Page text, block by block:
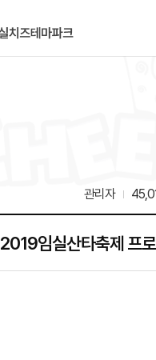
관리자
2019임실산타축제 프